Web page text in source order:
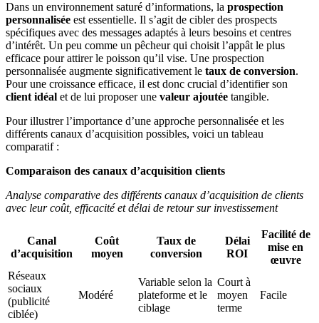
Dans un environnement saturé d’informations, la prospection
personnalisée est essentielle. Il s’agit de cibler des prospects
spécifiques avec des messages adaptés à leurs besoins et centres
d’intérêt. Un peu comme un pêcheur qui choisit l’appât le plus
efficace pour attirer le poisson qu’il vise. Une prospection
personnalisée augmente significativement le taux de conversion.
Pour une croissance efficace, il est donc crucial d’identifier son
client idéal et de lui proposer une valeur ajoutée tangible.
Pour illustrer l’importance d’une approche personnalisée et les
différents canaux d’acquisition possibles, voici un tableau
comparatif :
Comparaison des canaux d’acquisition clients
Analyse comparative des différents canaux d’acquisition de clients
avec leur coût, efficacité et délai de retour sur investissement
Canal
d’acquisition
Coût
moyen
Taux de
conversion
Délai
ROI
Facilité de
mise en
œuvre
Réseaux
sociaux
(publicité
ciblée)
Modéré
Variable selon la
plateforme et le
ciblage
Court à
moyen
terme
Facile